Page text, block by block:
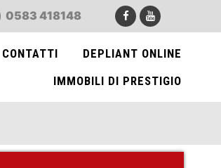
0583 418148
CONTATTI
DEPLIANT ONLINE
IMMOBILI DI PRESTIGIO